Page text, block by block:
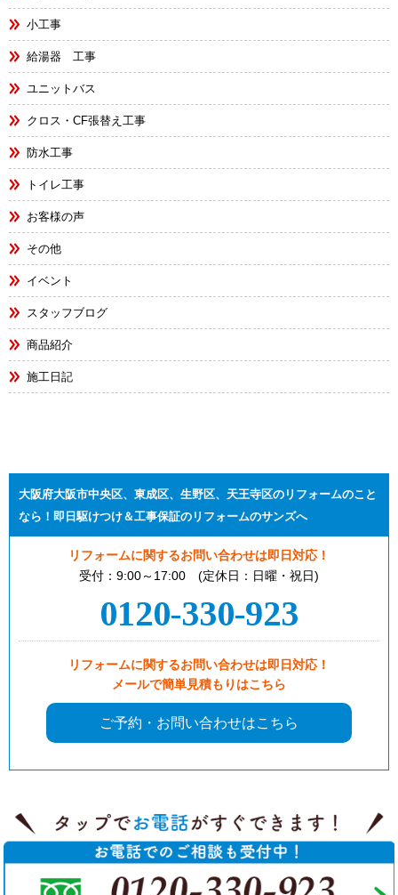
小工事
給湯器 工事
ユニットバス
クロス・CF張替え工事
防水工事
トイレ工事
お客様の声
その他
イベント
スタッフブログ
商品紹介
施工日記
大阪府大阪市中央区、東成区、生野区、天王寺区のリフォームのこと
なら！即日駆けつけ＆工事保証のリフォームのサンズへ
リフォームに関するお問い合わせは即日対応！
受付：9:00～17:00 (定休日：日曜・祝日)
0120-330-923
リフォームに関するお問い合わせは即日対応！
メールで簡単見積もりはこちら
ご予約・お問い合わせはこちら